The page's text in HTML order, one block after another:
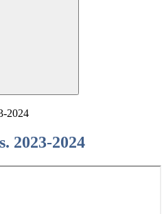
2024
2023-2024